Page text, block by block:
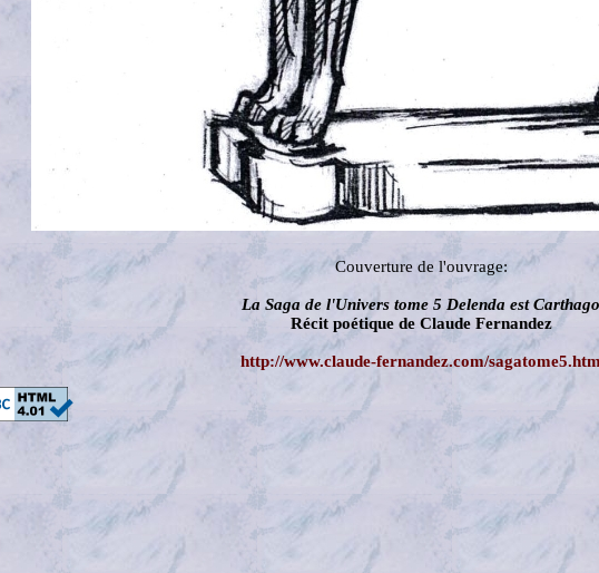
Couverture de l'ouvrage:
La Saga de l'Univers tome 5 Delenda est Carthago
Récit poétique de Claude Fernandez
http://www.claude-fernandez.com/sagatome5.htm